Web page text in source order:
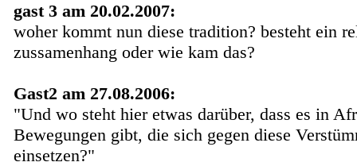
gast 3 am 20.02.2007:
woher kommt nun diese tradition? besteht ein
zussamenhang oder wie kam das?
Gast2 am 27.08.2006:
"Und wo steht hier etwas darüber, dass es in
Bewegungen gibt, die sich gegen diese
einsetzen?"